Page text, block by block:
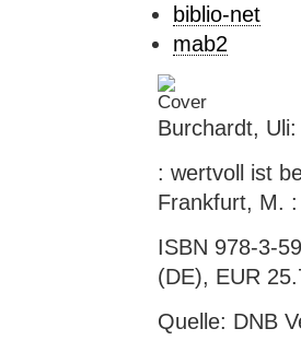
biblio-net
mab2
Burchardt,
: wertvoll ist
Frankfurt, M.
ISBN 978-3-
(DE), EUR
Quelle: DNB